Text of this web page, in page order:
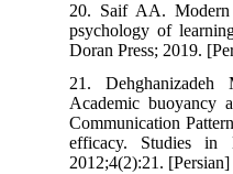
20. Saif AA.
psychology of
Doran Press; 2019.
21.
Academic
Communication
efficacy. Studies
2012;4(2):21.